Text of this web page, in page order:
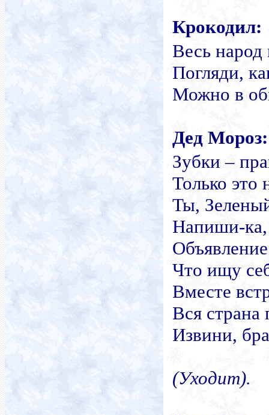
Крокодил:
Весь народ
Погляди,
Можно в
Дед Мороз:
Зубки –
Только это
Ты,
Напиши-
Что ищу
Вместе
Вся страна
Извини,
(Уходит).